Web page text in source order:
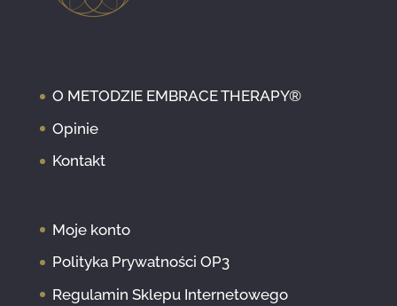
O METODZIE EMBRACE THERAPY®
Opinie
Kontakt
Moje konto
Polityka Prywatności OP3
Regulamin Sklepu Internetowego